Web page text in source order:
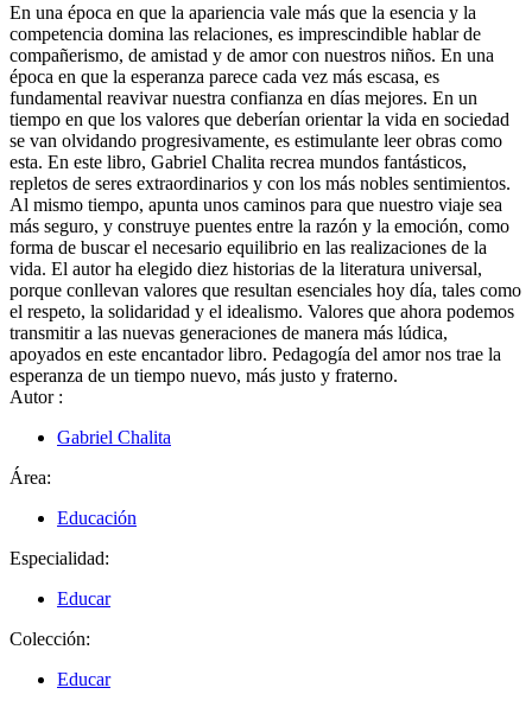
En una época en que la apariencia vale más que la esencia y la
competencia domina las relaciones, es imprescindible hablar de
compañerismo, de amistad y de amor con nuestros niños. En una
época en que la esperanza parece cada vez más escasa, es
fundamental reavivar nuestra confianza en días mejores. En un
tiempo en que los valores que deberían orientar la vida en sociedad
se van olvidando progresivamente, es estimulante leer obras como
esta. En este libro, Gabriel Chalita recrea mundos fantásticos,
repletos de seres extraordinarios y con los más nobles sentimientos.
Al mismo tiempo, apunta unos caminos para que nuestro viaje sea
más seguro, y construye puentes entre la razón y la emoción, como
forma de buscar el necesario equilibrio en las realizaciones de la
vida. El autor ha elegido diez historias de la literatura universal,
porque conllevan valores que resultan esenciales hoy día, tales como
el respeto, la solidaridad y el idealismo. Valores que ahora podemos
transmitir a las nuevas generaciones de manera más lúdica,
apoyados en este encantador libro. Pedagogía del amor nos trae la
esperanza de un tiempo nuevo, más justo y fraterno.
Autor :
Gabriel Chalita
Área:
Educación
Especialidad:
Educar
Colección:
Educar